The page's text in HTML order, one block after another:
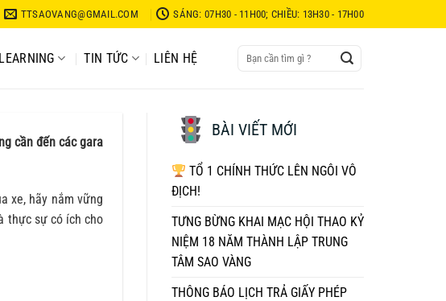
TTSAOVANG@GMAIL.COM SÁNG: 07H30 - 11H00; CHIỀU: 13H30 - 17H00
TIN TỨC LIÊN HỆ
cần đến các gara
xe, hãy nắm vững
thực sự có ích cho
BÀI VIẾT MỚI
TỔ 1 CHÍNH THỨC LÊN NGÔI VÔ
ĐỊCH!
TƯNG BỪNG KHAI MẠC HỘI THAO KỶ
NIỆM 18 NĂM THÀNH LẬP TRUNG
TÂM SAO VÀNG
THÔNG BÁO LỊCH TRẢ GIẤY PHÉP